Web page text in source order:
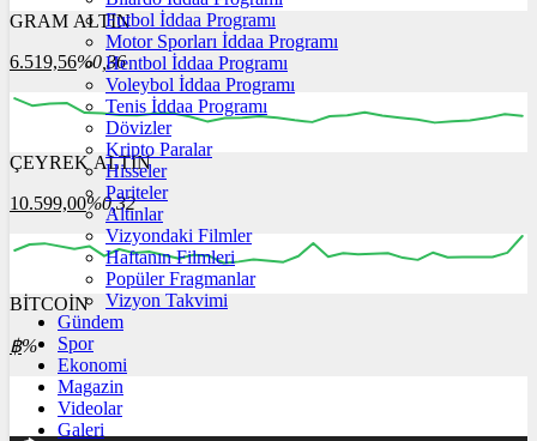
03:00 04:00 05:00
GRAM ALTIN
6.519,56%0,36
03:00 04:00
ÇEYREK ALTIN
10.599,00%0,32
00:00 00:00
BİTCOİN
฿%
Futbol İddaa Programı
Motor Sporları İddaa Programı
Hentbol İddaa Programı
Voleybol İddaa Programı
Tenis İddaa Programı
Dövizler
Kripto Paralar
Hisseler
Pariteler
Altınlar
Vizyondaki Filmler
Haftanın Filmleri
Popüler Fragmanlar
Vizyon Takvimi
Gündem
Spor
Ekonomi
Magazin
Videolar
Galeri